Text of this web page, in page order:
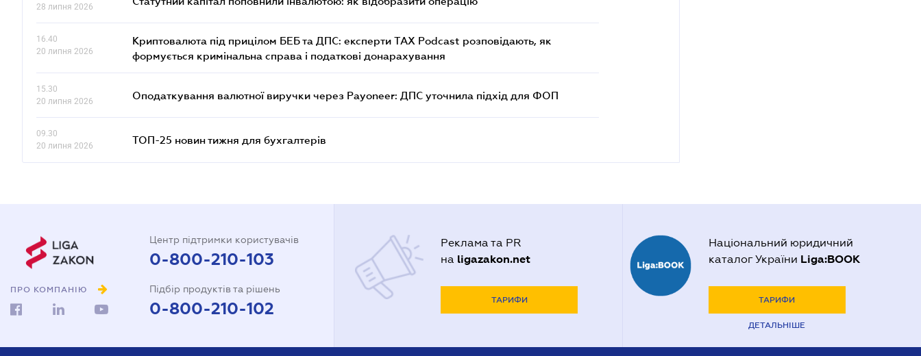
28 липня 2026
16.40
20 липня 2026
Криптовалюта під прицілом БЕБ та ДПС: експерти TAX Podcast розповідають, як
формується кримінальна справа і податкові донарахування
15.30
20 липня 2026
Оподаткування валютної виручки через Payoneer: ДПС уточнила підхід для ФОП
09.30
20 липня 2026
ТОП-25 новин тижня для бухгалтерів
ПРО КОМПАНІЮ
Центр підтримки користувачів
0-800-210-103
Підбір продуктів та рішень
0-800-210-102
Реклама та PR
на ligazakon.net
ТАРИФИ
Національний юридичний
каталог України Liga:BOOK
ТАРИФИ
ДЕТАЛЬНІШЕ